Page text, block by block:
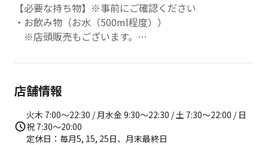
【必要な持ち物】※事前にご確認ください
・お飲み物（お水（500ml程度））
※店頭販売もございます。
【店内レンタル】
・バスタオル 2枚
・フェイスタオル 1枚
・ウェア上下
・ピラティスソックス
店舗情報
火木 7:00〜22:30 / 月水金 9:30〜22:30 / 土 7:30〜22:00 / 日
祝 7:30〜20:00
定休日：毎月5, 15, 25日、月末最終日